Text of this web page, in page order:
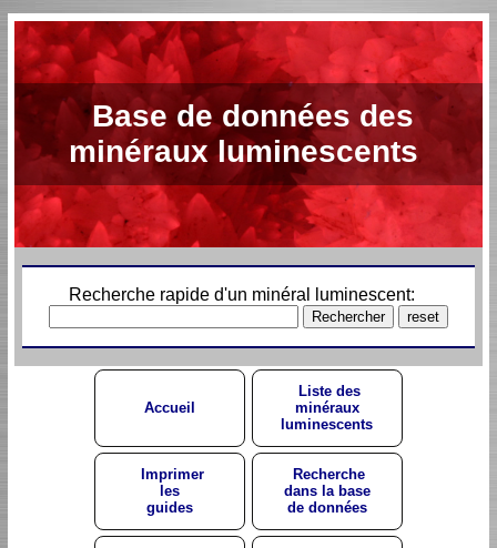
Base de données des
minéraux luminescents
Recherche rapide d'un minéral luminescent:
Accueil
Liste des
minéraux
luminescents
Imprimer
les
guides
Recherche
dans la base
de données